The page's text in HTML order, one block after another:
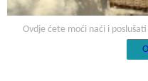
Ovdje ćete moći naći i